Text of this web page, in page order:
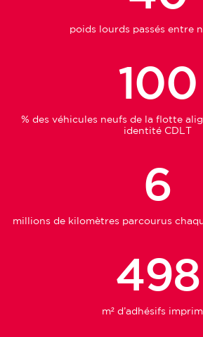
poids lourds passés entre
100
% des véhicules neufs de la flotte
identité CDLT
6
millions de kilomètres parcourus
498
m² d’adhésifs